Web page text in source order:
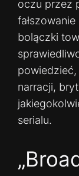
oczu przez
bolączki
narracji,
serialu.